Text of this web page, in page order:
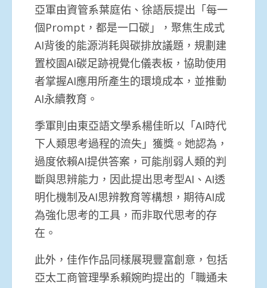
亞軍由資管系葉庭佑、徐語辰提出「每一
個Prompt，都是一口碳」，聚焦生成式
AI背後的能源消耗與碳排放議題，規劃建
置校園AI碳足跡視覺化儀表板，協助使用
者掌握AI應用所產生的環境成本，並推動
AI永續教育。
季軍則由東亞語文學系楊佳昕以「AI時代
下人類思考過程的流失」獲獎。她認為，
過度依賴AI提供答案，可能削弱人類的判
斷與思辨能力，因此提出思考型AI、AI透
明化機制及AI思辨教育等構想，期待AI成
為強化思考的工具，而非取代思考的存
在。
此外，佳作作品同樣展現豐富創意，包括
亞太工商管理學系賴婉昀提出的「職通未